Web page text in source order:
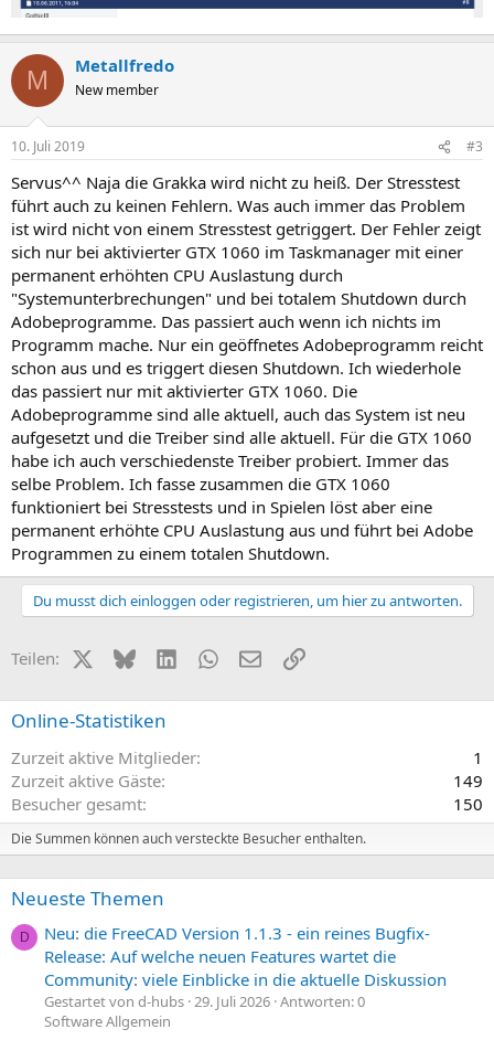
M Metallfredo
New member
10. Juli 2019 #3
Servus^^ Naja die Grakka wird nicht zu heiß. Der Stresstest
führt auch zu keinen Fehlern. Was auch immer das Problem
ist wird nicht von einem Stresstest getriggert. Der Fehler zeigt
sich nur bei aktivierter GTX 1060 im Taskmanager mit einer
permanent erhöhten CPU Auslastung durch
"Systemunterbrechungen" und bei totalem Shutdown durch
Adobeprogramme. Das passiert auch wenn ich nichts im
Programm mache. Nur ein geöffnetes Adobeprogramm reicht
schon aus und es triggert diesen Shutdown. Ich wiederhole
das passiert nur mit aktivierter GTX 1060. Die
Adobeprogramme sind alle aktuell, auch das System ist neu
aufgesetzt und die Treiber sind alle aktuell. Für die GTX 1060
habe ich auch verschiedenste Treiber probiert. Immer das
selbe Problem. Ich fasse zusammen die GTX 1060
funktioniert bei Stresstests und in Spielen löst aber eine
permanent erhöhte CPU Auslastung aus und führt bei Adobe
Programmen zu einem totalen Shutdown.
Du musst dich einloggen oder registrieren, um hier zu antworten.
Teilen: X (Twitter)
BlueskyLinkedInWhatsApp
E-MailLink
Online-Statistiken
Zurzeit aktive Mitglieder
1
Zurzeit aktive Gäste
149
Besucher gesamt
150
Die Summen können auch versteckte Besucher enthalten.
Neueste Themen
D
Neu: die FreeCAD Version 1.1.3 - ein reines Bugfix-
Release: Auf welche neuen Features wartet die
Community: viele Einblicke in die aktuelle Diskussion
Gestartet von d-hubs 29. Juli 2026 Antworten: 0
Software Allgemein